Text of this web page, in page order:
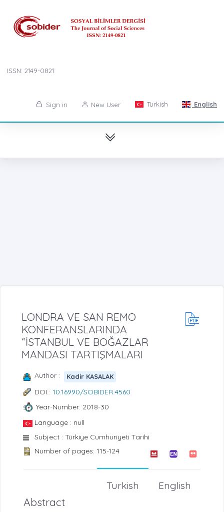
ISSN: 2149-0821
Sign in New User Turkish English
LONDRA VE SAN REMO
KONFERANSLARINDA
“İSTANBUL VE BOĞAZLAR
MANDASI TARTIŞMALARI
Author : Kadir KASALAK
DOI : 10.16990/SOBIDER.4560
Year-Number: 2018-30
Language : null
Subject : Türkiye Cumhuriyeti Tarihi
Number of pages: 115-124
English
Turkish
Abstract